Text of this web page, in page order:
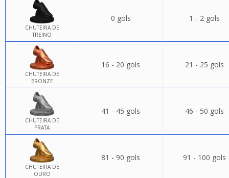
CHUTEIRA DE
TREINO
0 gols 1 - 2 gols
CHUTEIRA DE
BRONZE
16 - 20 gols 21 - 25 gols
CHUTEIRA DE
PRATA
41 - 45 gols 46 - 50 gols
CHUTEIRA DE
OURO
81 - 90 gols 91 - 100 gols